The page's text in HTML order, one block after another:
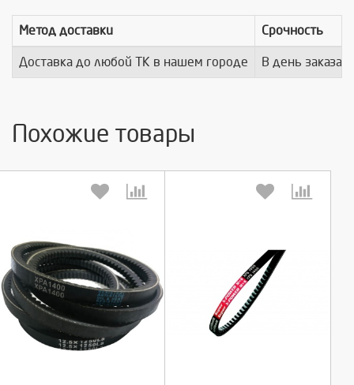
Метод доставки Срочность
Доставка до любой ТК в нашем городе В день заказа
Похожие товары
Выберите количество: Выберите количество: